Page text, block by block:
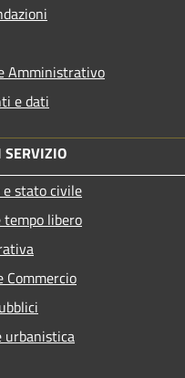
Amministrativo
e dati
SERVIZIO
stato civile
tempo libero
Commercio
urbanistica